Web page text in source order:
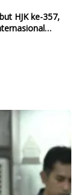
HJK ke-357,